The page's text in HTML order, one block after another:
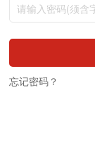
忘记密码？